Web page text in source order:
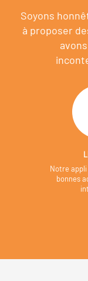
Soyons
à proposer
Notre appli
bonnes